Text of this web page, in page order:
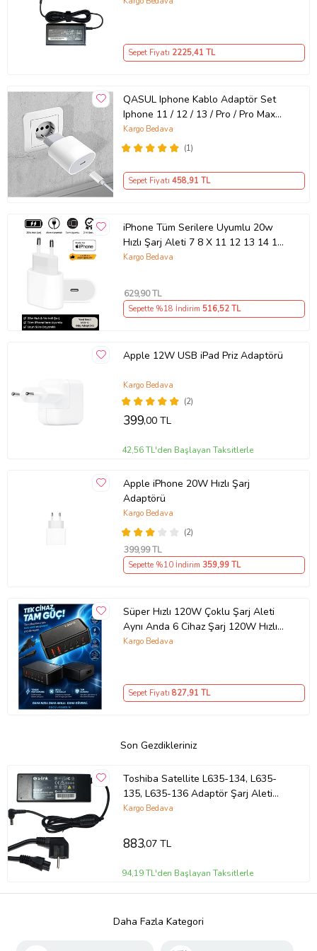
Sepet Fiyatı 2225,41 TL
QASUL Iphone Kablo Adaptör Set
Iphone 11 / 12 / 13 / Pro / Pro Max
Uyumlu Şarj Aleti Seti
(1)
Kargo Bedava
Sepet Fiyatı 458,91 TL
iPhone Tüm Serilere Uyumlu 20w
Hızlı Şarj Aleti 7 8 X 11 12 13 14 15
16 İçin Type-C Girişli Adaptör
Kargo Bedava
629,90 TL
Sepette %18 İndirim 516,52 TL
Apple 12W USB iPad Priz Adaptörü
(2)
Kargo Bedava
399,00 TL
42,56 TL'den Başlayan Taksitlerle
Apple iPhone 20W Hızlı Şarj
Adaptörü
(2)
Kargo Bedava
399,99 TL
Sepette %10 İndirim 359,99 TL
Süper Hızlı 120W Çoklu Şarj Aleti
Aynı Anda 6 Cihaz Şarj 120W Hızlı
Şarj İstasyonu Çoklu USB & Type-C
Kargo Bedava
Sepet Fiyatı 827,91 TL
Son Gezdikleriniz
Toshiba Satellite L635-134, L635-
135, L635-136 Adaptör Şarj Aleti
(Siyah)
Kargo Bedava
883,07 TL
94,19 TL'den Başlayan Taksitlerle
Daha Fazla Kategori